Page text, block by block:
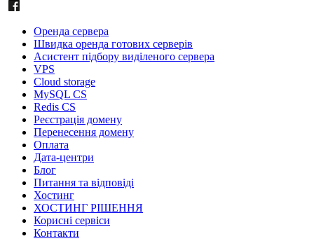
Оренда сервера
Швидка оренда готових серверів
Асистент підбору виділеного сервера
VPS
Cloud storage
MySQL CS
Redis CS
Реєстрація домену
Перенесення домену
Оплата
Дата-центри
Блог
Питання та відповіді
Хостинг
ХОСТИНГ РІШЕННЯ
Корисні сервіси
Контакти